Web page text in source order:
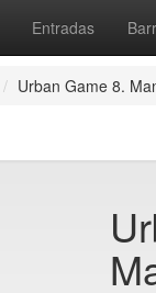
Entradas
Urban Game 8.